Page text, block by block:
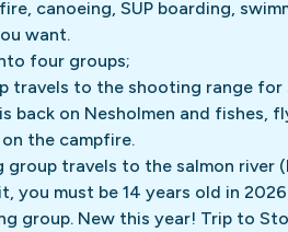
canoeing, SUP boarding,
want.
four groups;
travels to the shooting range
back on Nesholmen and
the campfire.
group travels to the salmon
you must be 14 years old in
group. New this year! Trip to